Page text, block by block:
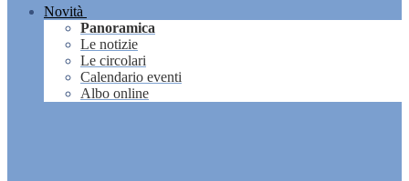
Novità
Panoramica
Le notizie
Le circolari
Calendario eventi
Albo online